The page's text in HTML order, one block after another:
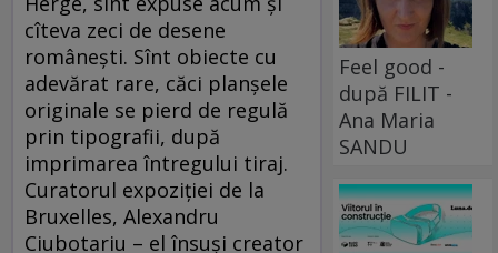
cîteva zeci de desene
româneşti. Sînt obiecte cu
adevărat rare, căci planşele
originale se pierd de regulă
prin tipografii, după
imprimarea întregului tiraj.
Curatorul expoziţiei de la
Bruxelles, Alexandru
Ciubotariu – el însuşi creator
Feel good -
după FILIT -
Ana Maria
SANDU